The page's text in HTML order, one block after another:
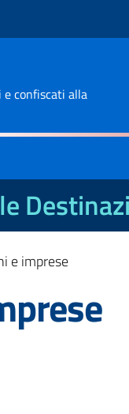
confiscati alla
e imprese